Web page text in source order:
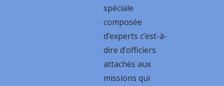
spéciale
composée
d’experts c’est-à-
dire d’officiers
attachés aux
missions qui